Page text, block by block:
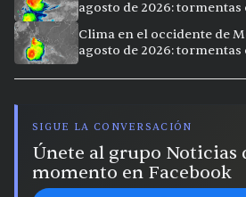
agosto de 2026:
Clima en el occidente de
agosto de 2026:
SIGUE LA CONVERSACIÓN
Únete al grupo Noticias
momento en Facebook